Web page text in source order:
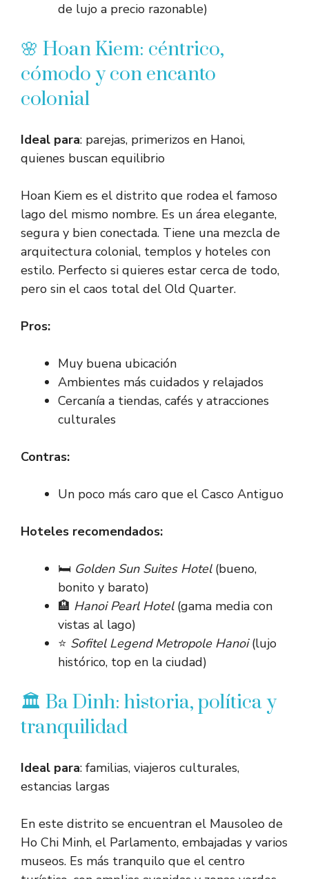
de lujo a precio razonable)
🌸 Hoan Kiem: céntrico,
cómodo y con encanto
colonial
Ideal para: parejas, primerizos en Hanoi,
quienes buscan equilibrio
Hoan Kiem es el distrito que rodea el famoso
lago del mismo nombre. Es un área elegante,
segura y bien conectada. Tiene una mezcla de
arquitectura colonial, templos y hoteles con
estilo. Perfecto si quieres estar cerca de todo,
pero sin el caos total del Old Quarter.
Pros:
Muy buena ubicación
Ambientes más cuidados y relajados
Cercanía a tiendas, cafés y atracciones
culturales
Contras:
Un poco más caro que el Casco Antiguo
Hoteles recomendados:
🛏️ Golden Sun Suites Hotel(bueno,
bonito y barato)
🏨 Hanoi Pearl Hotel(gama media con
vistas al lago)
⭐ Sofitel Legend Metropole Hanoi(lujo
histórico, top en la ciudad)
🏛️ Ba Dinh: historia, política y
tranquilidad
Ideal para: familias, viajeros culturales,
estancias largas
En este distrito se encuentran el Mausoleo de
Ho Chi Minh, el Parlamento, embajadas y varios
museos. Es más tranquilo que el centro